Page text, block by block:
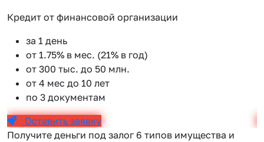
Кредит от финансовой организации
за 1 день
от 1.75% в мес. (21% в год)
от 300 тыс. до 50 млн.
от 4 мес до 10 лет
по 3 документам
Оставить заявку
Получите деньги под залог 6 типов имущества и